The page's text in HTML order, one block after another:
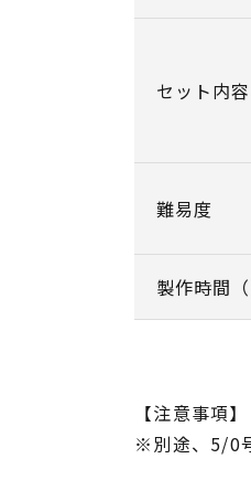
セット内容
難易度
製作時間（
【注意事項】
※別途、5/0